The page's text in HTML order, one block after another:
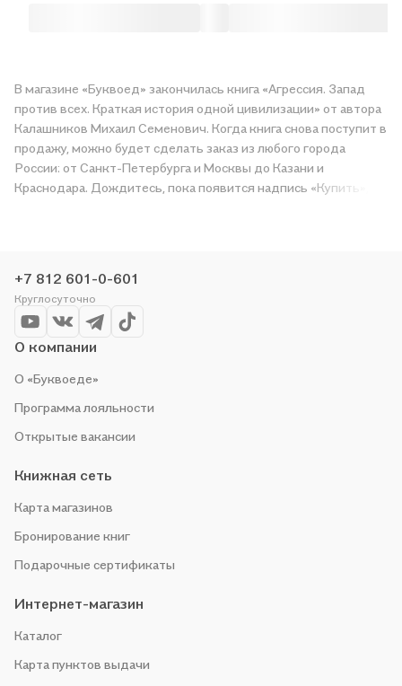
В магазине «Буквоед» закончилась книга «Агрессия. Запад
против всех. Краткая история одной цивилизации» от автора
Калашников Михаил Семенович. Когда книга снова поступит в
продажу, можно будет сделать заказ из любого города
России: от Санкт-Петербурга и Москвы до Казани и
Краснодара. Дождитесь, пока появится надпись «Купить»,
цене. Например, организуем конкурсы и проводим акции.
Оставайтесь с нами, чтобы не упустить выгоду!
+7 812 601-0-601
Круглосуточно
О компании
О «Буквоеде»
Программа лояльности
Открытые вакансии
Книжная сеть
Карта магазинов
Бронирование книг
Подарочные сертификаты
Интернет-магазин
Каталог
Карта пунктов выдачи